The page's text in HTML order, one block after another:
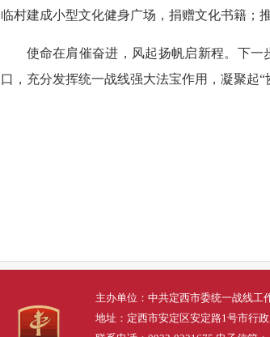
临村建成小型文化健身广场，捐赠文化书籍；
使命在肩催奋进，风起扬帆启新程。下
口，充分发挥统一战线强大法宝作用，凝聚起
主办单位：中共定西市委统一战线工
地址：定西市安定区安定路1号市行